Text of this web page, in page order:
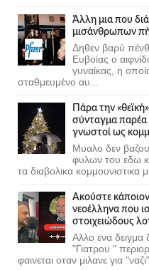
Άλλη μια που
μισάνθρωπων
Δηθεν βαρύ
Ευβοίας ο
γυναίκας, η
σταθμευμένο αυ...
Πάρα την
σύνταγμα παρέα
γνωστοί ως
Μυαλο δεν
φυλων του εδω
τα διαβολικα κομμουνιστικα
Ακούστε
νεοέλληνα που
στοιχειώδους
Αλλο ενα δειγμα
"Γιατρου "
φαινεται οταν μιλανε για "ναζι"